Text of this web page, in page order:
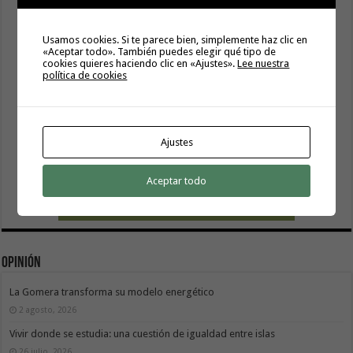
Opinión
La Gomera transforma su modelo energético
2 agosto, 2026
Vivir donde se estudia: una cuestión de igualdad entre islas
Usamos cookies. Si te parece bien, simplemente haz clic en
«Aceptar todo». También puedes elegir qué tipo de
cookies quieres haciendo clic en «Ajustes».Lee nuestra
política de cookies
Ajustes
Aceptar todo